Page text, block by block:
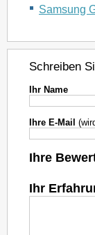
Samsung
Schreiben
Ihr Name
Ihre E-Mail
Ihre
Ihr